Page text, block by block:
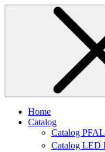
Home
Catalog
Catalog
Catalog